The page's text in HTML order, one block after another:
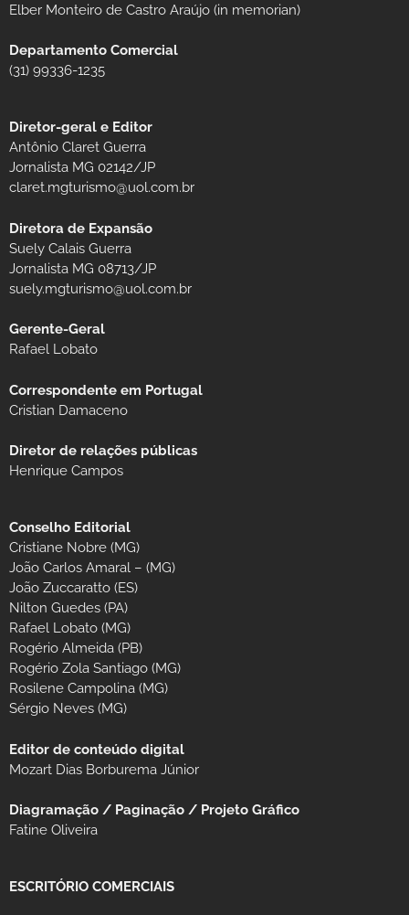
Elber Monteiro de Castro Araújo (in memorian)
Departamento Comercial
(31) 99336-1235
Diretor-geral e Editor
Antônio Claret Guerra
Jornalista MG 02142/JP
claret.mgturismo@uol.com.br
Diretora de Expansão
Suely Calais Guerra
Jornalista MG 08713/JP
suely.mgturismo@uol.com.br
Gerente-Geral
Rafael Lobato
Correspondente em Portugal
Cristian Damaceno
Diretor de relações públicas
Henrique Campos
Conselho Editorial
Cristiane Nobre (MG)
João Carlos Amaral – (MG)
João Zuccaratto (ES)
Nilton Guedes (PA)
Rafael Lobato (MG)
Rogério Almeida (PB)
Rogério Zola Santiago (MG)
Rosilene Campolina (MG)
Sérgio Neves (MG)
Editor de conteúdo digital
Mozart Dias Borburema Júnior
Diagramação / Paginação / Projeto Gráfico
Fatine Oliveira
ESCRITÓRIO COMERCIAIS